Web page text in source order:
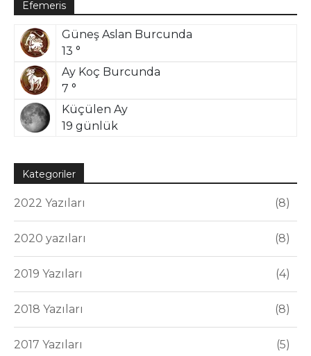
Efemeris
Güneş Aslan Burcunda
13 °
Ay Koç Burcunda
7 °
Küçülen Ay
19 günlük
Kategoriler
2022 Yazıları 8
2020 yazıları 8
2019 Yazıları 4
2018 Yazıları 8
2017 Yazıları 5